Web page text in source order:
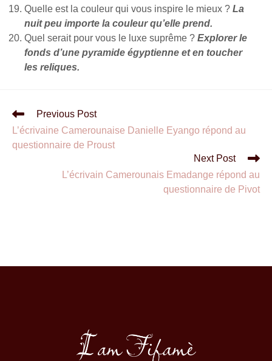
Quelle est la couleur qui vous inspire le mieux ? La
nuit peu importe la couleur qu’elle prend.
Quel serait pour vous le luxe suprême ? Explorer le
fonds d’une pyramide égyptienne et en toucher
les reliques.
Previous Post
L’écrivaine Camerounaise Danielle Eyango répond au
questionnaire de Proust
Next Post
L’écrivain Camerounais Emadange répond au
questionnaire de Pivot